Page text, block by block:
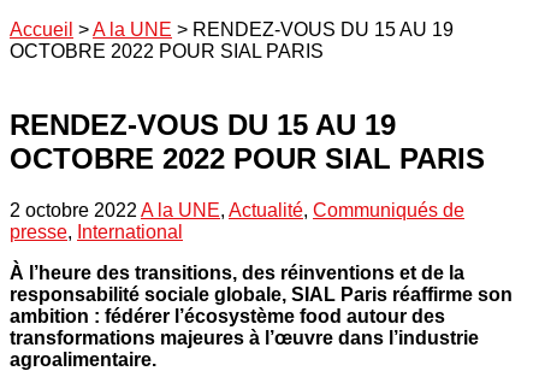
Accueil >A la UNE > RENDEZ-VOUS DU 15 AU 19
OCTOBRE 2022 POUR SIAL PARIS
RENDEZ-VOUS DU 15 AU 19
OCTOBRE 2022 POUR SIAL PARIS
2 octobre 2022 A la UNE, Actualité, Communiqués de
presse, International
À l’heure des transitions, des réinventions et de la
responsabilité sociale globale, SIAL Paris réaffirme son
ambition : fédérer l’écosystème food autour des
transformations majeures à l’œuvre dans l’industrie
agroalimentaire.